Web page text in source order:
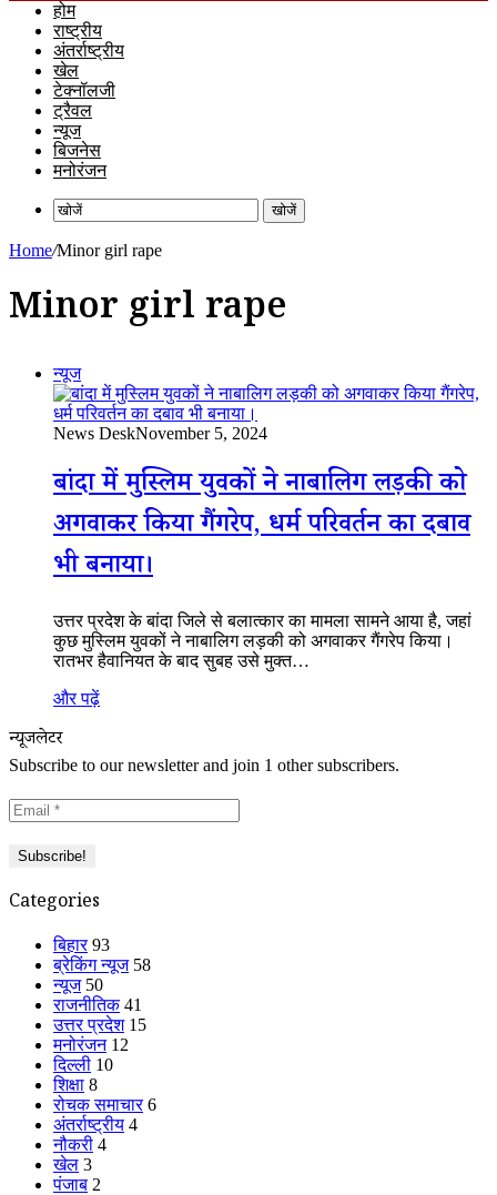
होम
राष्ट्रीय
अंतर्राष्ट्रीय
खेल
टेक्नॉलजी
ट्रैवल
न्यूज
बिजनेस
मनोरंजन
खोजें
Home/Minor girl rape
Minor girl rape
न्यूज
News DeskNovember 5, 2024
बांदा में मुस्लिम युवकों ने नाबालिग लड़की को
अगवाकर किया गैंगरेप, धर्म परिवर्तन का दबाव
भी बनाया।
उत्तर प्रदेश के बांदा जिले से बलात्कार का मामला सामने आया है, जहां
कुछ मुस्लिम युवकों ने नाबालिग लड़की को अगवाकर गैंगरेप किया।
रातभर हैवानियत के बाद सुबह उसे मुक्त…
और पढ़ें
न्यूजलेटर
Subscribe to our newsletter and join 1 other subscribers.
Categories
बिहार 93
ब्रेकिंग न्यूज 58
न्यूज 50
राजनीतिक 41
उत्तर प्रदेश 15
मनोरंजन 12
दिल्ली 10
शिक्षा 8
रोचक समाचार 6
अंतर्राष्ट्रीय 4
नौकरी 4
खेल 3
पंजाब 2